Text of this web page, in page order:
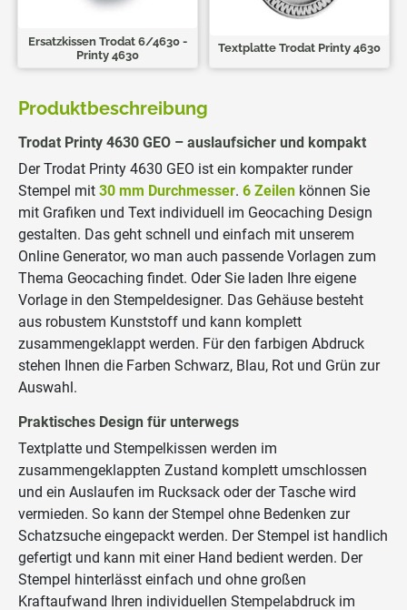
Ersatzkissen Trodat 6/4630 -
Printy 4630
Textplatte Trodat Printy 4630
Produktbeschreibung
Trodat Printy 4630 GEO – auslaufsicher und kompakt
Der Trodat Printy 4630 GEO ist ein kompakter runder
Stempel mit 30 mm Durchmesser. 6 Zeilen können Sie
mit Grafiken und Text individuell im Geocaching Design
gestalten. Das geht schnell und einfach mit unserem
Online Generator, wo man auch passende Vorlagen zum
Thema Geocaching findet. Oder Sie laden Ihre eigene
Vorlage in den Stempeldesigner. Das Gehäuse besteht
aus robustem Kunststoff und kann komplett
zusammengeklappt werden. Für den farbigen Abdruck
stehen Ihnen die Farben Schwarz, Blau, Rot und Grün zur
Auswahl.
Praktisches Design für unterwegs
Textplatte und Stempelkissen werden im
zusammengeklappten Zustand komplett umschlossen
und ein Auslaufen im Rucksack oder der Tasche wird
vermieden. So kann der Stempel ohne Bedenken zur
Schatzsuche eingepackt werden. Der Stempel ist handlich
gefertigt und kann mit einer Hand bedient werden. Der
Stempel hinterlässt einfach und ohne großen
Kraftaufwand Ihren individuellen Stempelabdruck im